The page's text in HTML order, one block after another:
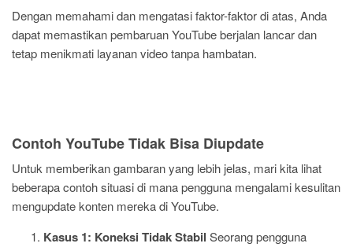
Dengan memahami dan mengatasi faktor-faktor di atas, Anda
dapat memastikan pembaruan YouTube berjalan lancar dan
tetap menikmati layanan video tanpa hambatan.
Contoh YouTube Tidak Bisa Diupdate
Untuk memberikan gambaran yang lebih jelas, mari kita lihat
beberapa contoh situasi di mana pengguna mengalami kesulitan
mengupdate konten mereka di YouTube.
Kasus 1: Koneksi Tidak Stabil Seorang pengguna